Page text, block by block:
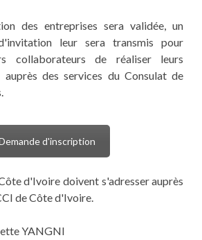
des entreprises sera validée, un
leur sera transmis pour
collaborateurs de réaliser leurs
des services du Consulat de
d'inscription
d'Ivoire doivent s'adresser auprès
de Côte d'Ivoire.
YANGNI